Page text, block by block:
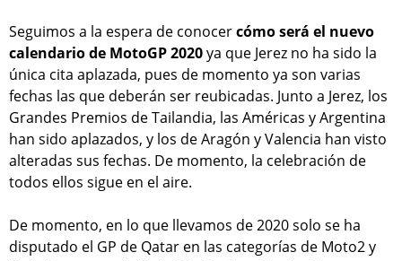
Seguimos a la espera de conocercómo será el nuevo
calendario de MotoGP 2020ya que Jerez no ha sido la
única cita aplazada, pues de momento ya son varias
fechas las que deberán ser reubicadas. Junto a Jerez, los
Grandes Premios de Tailandia, las Américas y Argentina
han sido aplazados, y los de Aragón y Valencia han visto
alteradas sus fechas. De momento, la celebración de
todos ellos sigue en el aire.
De momento, en lo que llevamos de 2020 solo se ha
disputado el GP de Qatar en las categorías de Moto2 y